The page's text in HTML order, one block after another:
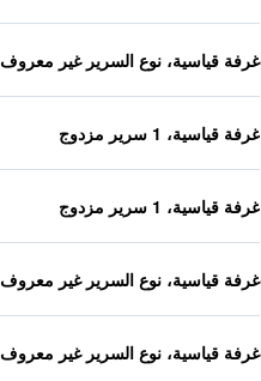
غرفة قياسية، نوع السرير غير معروف
غرفة قياسية، 1 سرير مزدوج
غرفة قياسية، 1 سرير مزدوج
غرفة قياسية، نوع السرير غير معروف
غرفة قياسية، نوع السرير غير معروف